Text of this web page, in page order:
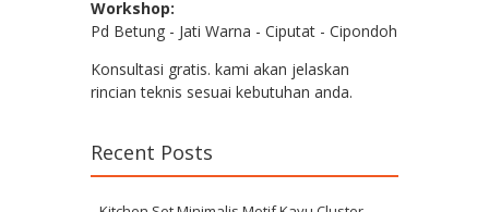
Workshop:
Pd Betung - Jati Warna - Ciputat - Cipondoh
Konsultasi gratis. kami akan jelaskan
rincian teknis sesuai kebutuhan anda.
Recent Posts